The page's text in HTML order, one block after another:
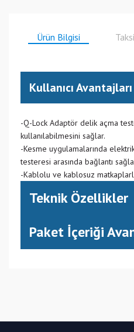
Ürün Bilgisi
Kullanıcı Avantajları
-Q-Lock Adaptör delik açma
kullanılabilmesini sağlar.
-Kesme uygulamalarında
testeresi arasında bağlantı
-Kablolu ve kablosuz
Teknik Özellikler
Paket İçeriği